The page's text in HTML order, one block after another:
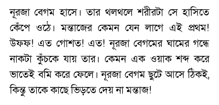
নূরজা বেগম হাসে। তার থলথলে শরীরটা সে হাসিতে
কেঁপে ওঠে। মন্তাজের কেমন যেন লাগে এই প্রথম!
উফফ! এত গোশত! এত! নূরজা বেগমের ঘামের গন্ধে
নাকটা কুঁচকে যায় তার। কেমন এক ওয়াক শব্দ করে
ভাতেই বমি করে ফেলে। নূরজা বেগম ছুটে আসে ঠিকই,
কিন্তু তাকে কাছে ভিড়তে দেয় না মন্তাজ!